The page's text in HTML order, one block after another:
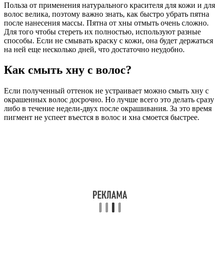
Польза от применения натурального красителя для кожи и для
волос велика, поэтому важно знать, как быстро убрать пятна
после нанесения массы. Пятна от хны отмыть очень сложно.
Для того чтобы стереть их полностью, используют разные
способы. Если не смывать краску с кожи, она будет держаться
на ней еще несколько дней, что достаточно неудобно.
Как смыть хну с волос?
Если полученный оттенок не устраивает можно смыть хну с
окрашенных волос досрочно. Но лучше всего это делать сразу
либо в течение недели-двух после окрашивания. За это время
пигмент не успеет въестся в волос и хна смоется быстрее.